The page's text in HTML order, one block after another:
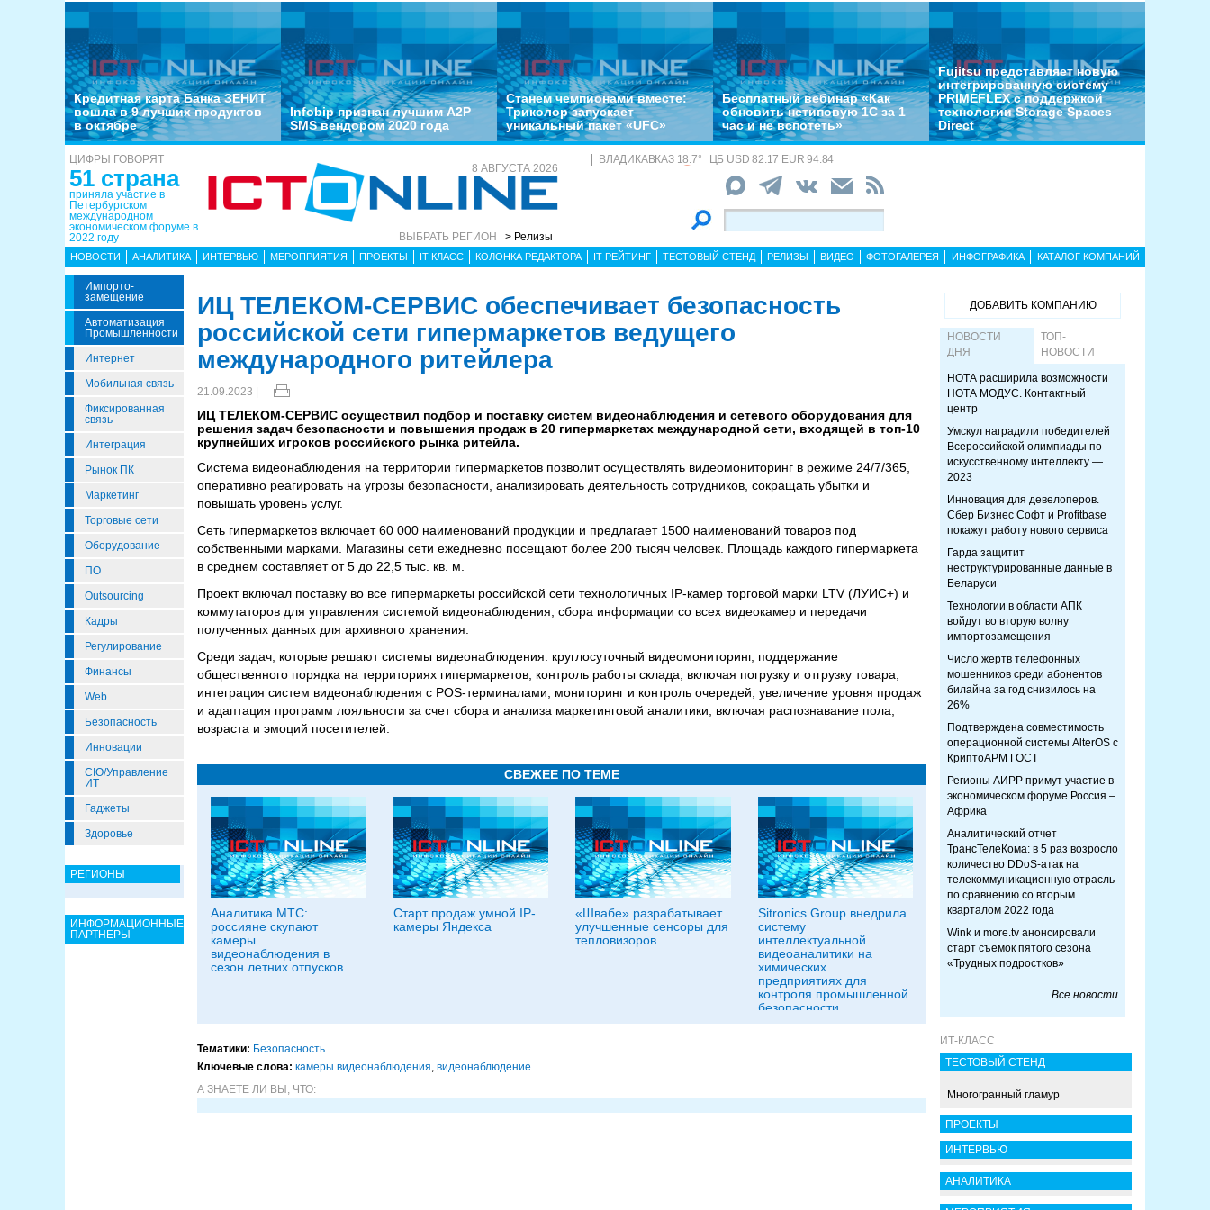
Кредитная карта Банка ЗЕНИТ
вошла в 9 лучших продуктов
в октябре
Infobip признан лучшим A2P
SMS вендором 2020 года
Станем чемпионами вместе:
Триколор запускает
уникальный пакет «UFC»
Бесплатный вебинар «Как
обновить нетиповую 1С за 1
час и не вспотеть»
Fujitsu представляет новую
интегрированную систему
PRIMEFLEX с поддержкой
технологии Storage Spaces
Direct
ЦИФРЫ ГОВОРЯТ
51 страна
приняла участие в
Петербургском
международном
экономическом форуме в
2022 году
8 АВГУСТА 2026
ВЫБРАТЬ РЕГИОН > Релизы
ВЛАДИКАВКАЗ 18.7° ЦБ USD 82.17 EUR 94.84
НОВОСТИ АНАЛИТИКА ИНТЕРВЬЮ МЕРОПРИЯТИЯ ПРОЕКТЫ IT КЛАСС КОЛОНКА РЕДАКТОРА IT РЕЙТИНГ ТЕСТОВЫЙ СТЕНД РЕЛИЗЫ ВИДЕО ФОТОГАЛЕРЕЯ ИНФОГРАФИКА КАТАЛОГ КОМПАНИЙ
Импорто­
Замещение
Автоматизация
Промышленности
Интернет
Мобильная связь
Фиксированная
связь
Интеграция
Рынок ПК
Маркетинг
Торговые сети
Оборудование
ПО
Outsourcing
Кадры
Регулирование
Финансы
Web
Безопасность
Инновации
CIO/Управление
ИТ
Гаджеты
Здоровье
РЕГИОНЫ
ИНФОРМАЦИОННЫЕ
ПАРТНЕРЫ
ИЦ ТЕЛЕКОМ-СЕРВИС обеспечивает безопасность
российской сети гипермаркетов ведущего
международного ритейлера
21.09.2023 |
ИЦ ТЕЛЕКОМ-СЕРВИС осуществил подбор и поставку систем видеонаблюдения и сетевого оборудования для
решения задач безопасности и повышения продаж в 20 гипермаркетах международной сети, входящей в топ-10
крупнейших игроков российского рынка ритейла.
Система видеонаблюдения на территории гипермаркетов позволит осуществлять видеомониторинг в режиме 24/7/365,
оперативно реагировать на угрозы безопасности, анализировать деятельность сотрудников, сокращать убытки и
повышать уровень услуг.
Сеть гипермаркетов включает 60 000 наименований продукции и предлагает 1500 наименований товаров под
собственными марками. Магазины сети ежедневно посещают более 200 тысяч человек. Площадь каждого гипермаркета
в среднем составляет от 5 до 22,5 тыс. кв. м.
Проект включал поставку во все гипермаркеты российской сети технологичных IP-камер торговой марки LTV (ЛУИС+) и
коммутаторов для управления системой видеонаблюдения, сбора информации со всех видеокамер и передачи
полученных данных для архивного хранения.
Среди задач, которые решают системы видеонаблюдения: круглосуточный видеомониторинг, поддержание
общественного порядка на территориях гипермаркетов, контроль работы склада, включая погрузку и отгрузку товара,
интеграция систем видеонаблюдения с POS-терминалами, мониторинг и контроль очередей, увеличение уровня продаж
и адаптация программ лояльности за счет сбора и анализа маркетинговой аналитики, включая распознавание пола,
возраста и эмоций посетителей.
СВЕЖЕЕ ПО ТЕМЕ
Аналитика МТС:
россияне скупают
камеры
видеонаблюдения в
сезон летних отпусков
Старт продаж умной IP-
камеры Яндекса
«Швабе» разрабатывает
улучшенные сенсоры для
тепловизоров
Sitronics Group внедрила
систему
интеллектуальной
видеоаналитики на
химических
предприятиях для
контроля промышленной
безопасности
Тематики: Безопасность
Ключевые слова: камеры видеонаблюдения, видеонаблюдение
А ЗНАЕТЕ ЛИ ВЫ, ЧТО:
ДОБАВИТЬ КОМПАНИЮ
НОВОСТИ
ДНЯ
ТОП-
НОВОСТИ
НОТА расширила возможности
НОТА МОДУС. Контактный
центр
Умскул наградили победителей
Всероссийской олимпиады по
искусственному интеллекту —
2023
Инновация для девелоперов.
Сбер Бизнес Софт и Profitbase
покажут работу нового сервиса
Гарда защитит
неструктурированные данные в
Беларуси
Технологии в области АПК
войдут во вторую волну
импортозамещения
Число жертв телефонных
мошенников среди абонентов
билайна за год снизилось на
26%
Подтверждена совместимость
операционной системы AlterOS с
КриптоАРМ ГОСТ
Регионы АИРР примут участие в
экономическом форуме Россия –
Африка
Аналитический отчет
ТрансТелеКома: в 5 раз возросло
количество DDoS-атак на
телекоммуникационную отрасль
по сравнению со вторым
кварталом 2022 года
Wink и more.tv анонсировали
старт съемок пятого сезона
«Трудных подростков»
Все новости
ИТ-КЛАСС
ТЕСТОВЫЙ СТЕНД
Многогранный гламур
ПРОЕКТЫ
ИНТЕРВЬЮ
АНАЛИТИКА